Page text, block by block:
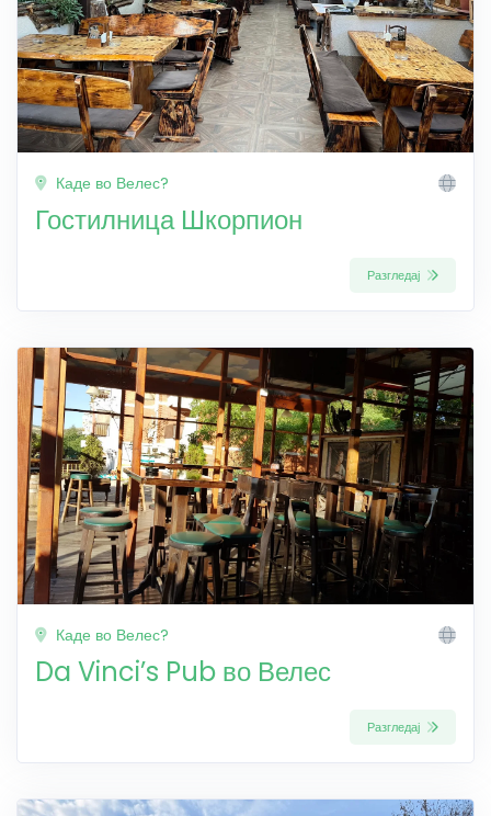
Каде во Велес?
Гостилница Шкорпион
Разгледај
Каде во Велес?
Da Vinci’s Pub во Велес
Разгледај